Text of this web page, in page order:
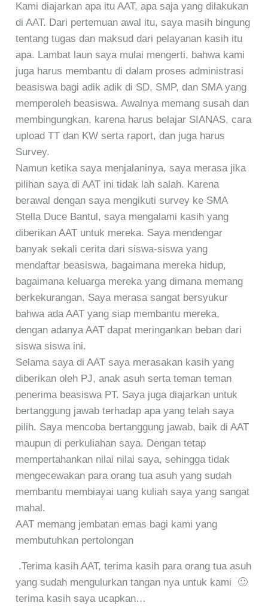
Kami diajarkan apa itu AAT, apa saja yang dilakukan
di AAT. Dari pertemuan awal itu, saya masih bingung
tentang tugas dan maksud dari pelayanan kasih itu
apa. Lambat laun saya mulai mengerti, bahwa kami
juga harus membantu di dalam proses administrasi
beasiswa bagi adik adik di SD, SMP, dan SMA yang
memperoleh beasiswa. Awalnya memang susah dan
membingungkan, karena harus belajar SIANAS, cara
upload TT dan KW serta raport, dan juga harus
Survey.
Namun ketika saya menjalaninya, saya merasa jika
pilihan saya di AAT ini tidak lah salah. Karena
berawal dengan saya mengikuti survey ke SMA
Stella Duce Bantul, saya mengalami kasih yang
diberikan AAT untuk mereka. Saya mendengar
banyak sekali cerita dari siswa-siswa yang
mendaftar beasiswa, bagaimana mereka hidup,
bagaimana keluarga mereka yang dimana memang
berkekurangan. Saya merasa sangat bersyukur
bahwa ada AAT yang siap membantu mereka,
dengan adanya AAT dapat meringankan beban dari
siswa siswa ini.
Selama saya di AAT saya merasakan kasih yang
diberikan oleh PJ, anak asuh serta teman teman
penerima beasiswa PT. Saya juga diajarkan untuk
bertanggung jawab terhadap apa yang telah saya
pilih. Saya mencoba bertanggung jawab, baik di AAT
maupun di perkuliahan saya. Dengan tetap
mempertahankan nilai nilai saya, sehingga tidak
mengecewakan para orang tua asuh yang sudah
membantu membiayai uang kuliah saya yang sangat
mahal.
AAT memang jembatan emas bagi kami yang
membutuhkan pertolongan
.Terima kasih AAT, terima kasih para orang tua asuh
yang sudah mengulurkan tangan nya untuk kami 🙂
terima kasih saya ucapkan…